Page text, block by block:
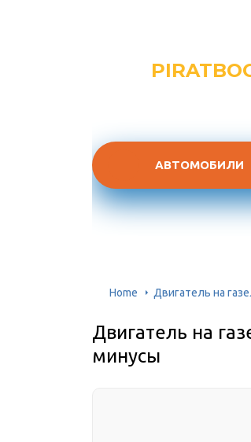
АВТОМОБИЛИ
Home Двигатель на
Двигатель на
минусы